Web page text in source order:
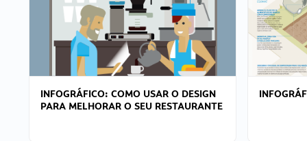
INFOGRÁFICO: COMO USAR O DESIGN
PARA MELHORAR O SEU RESTAURANTE